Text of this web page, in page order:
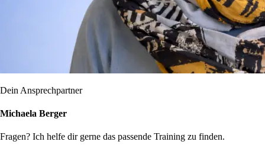
Dein Ansprechpartner
Michaela Berger
Fragen? Ich helfe dir gerne das passende Training zu finden.